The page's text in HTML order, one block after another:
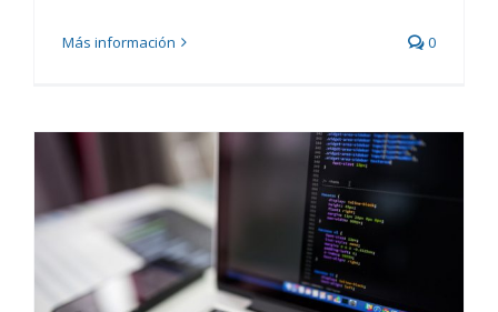
Más información 0
¿Qué va a pasar con
Windows 10?